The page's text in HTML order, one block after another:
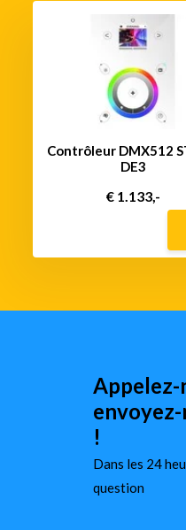
Contrôleur DMX512
DE3
€ 1.133,-
Appelez-
!
Dans les 24
question